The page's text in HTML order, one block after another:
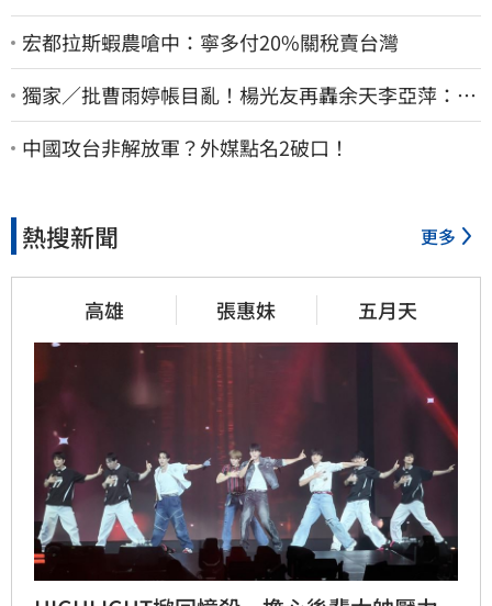
宏都拉斯蝦農嗆中：寧多付20%關稅賣台灣
獨家／批曹雨婷帳目亂！楊光友再轟余天李亞萍：他
們工會跟演藝圈沒關
中國攻台非解放軍？外媒點名2破口！
熱搜新聞 更多
高雄 張惠妹 五月天